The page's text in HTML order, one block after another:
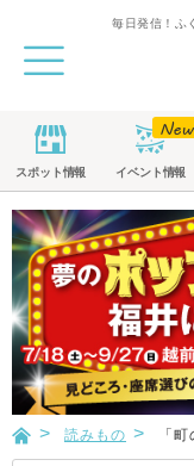
毎日発信！ふ
スポット情報 イベント情報
読みもの 「